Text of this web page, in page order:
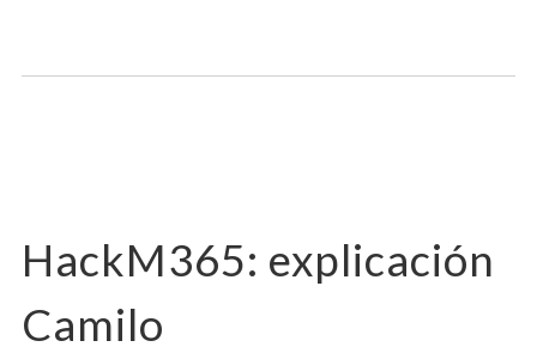
HackM365: explicación
Camilo